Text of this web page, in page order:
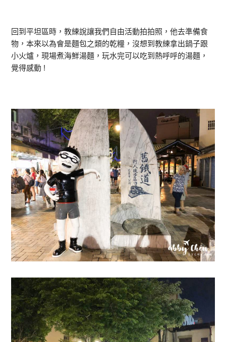
回到平坦區時，教練說讓我們自由活動拍拍照，他去準備食
物，本來以為會是麵包之類的乾糧，沒想到教練拿出鍋子跟
小火爐，現場煮海鮮湯麵，玩水完可以吃到熱呼呼的湯麵，
覺得感動 !